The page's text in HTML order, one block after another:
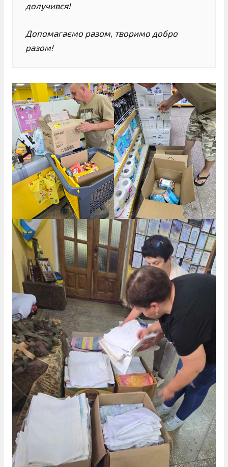
долучився!
Допомагаємо разом, творимо добро
разом!